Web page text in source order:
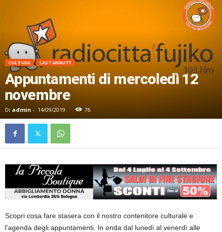
CULTURA LAST MINUTE
Appuntamenti di mercoledì 12
novembre
Di admin - 14/09/2019 76
Scopri cosa fare stasera con il nostro contenitore culturale e
l’agenda degli appuntamenti. In onda dal lunedì al venerdì alle